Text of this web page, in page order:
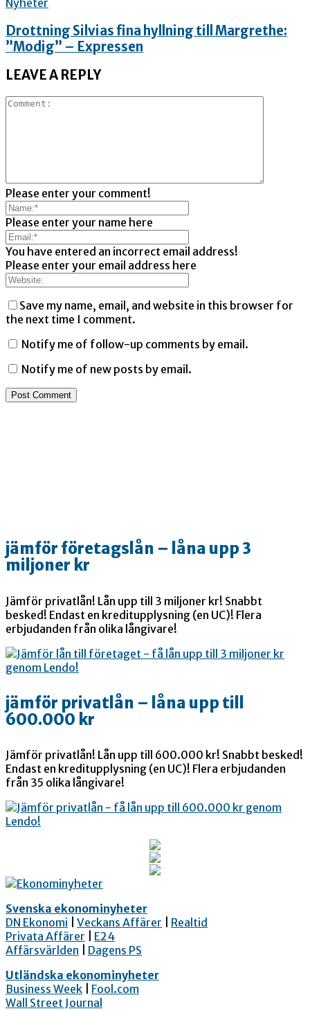
Drottning Silvias fina hyllning till Margrethe:
”Modig” – Expressen
LEAVE A REPLY
Please enter your comment!
Please enter your name here
You have entered an incorrect email address!
Please enter your email address here
Save my name, email, and website in this browser for
the next time I comment.
Notify me of follow-up comments by email.
Notify me of new posts by email.
jämför företagslån – låna upp 3
miljoner kr
Jämför privatlån! Lån upp till 3 miljoner kr! Snabbt
besked! Endast en kreditupplysning (en UC)! Flera
erbjudanden från olika långivare!
jämför privatlån – låna upp till
600.000 kr
Jämför privatlån! Lån upp till 600.000 kr! Snabbt besked!
Endast en kreditupplysning (en UC)! Flera erbjudanden
från 35 olika långivare!
Svenska ekonominyheter
DN Ekonomi
Veckans Affärer
Realtid
Privata Affärer
E24
Affärsvärlden
Dagens PS
Utländska ekonominyheter
Business Week
Fool.com
Wall Street Journal